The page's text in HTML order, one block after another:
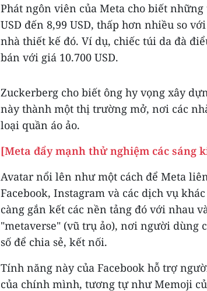
Phát ngôn viên của Meta cho biết
USD đến 8,99 USD, thấp hơn nhiều so
nhà thiết kế đó. Ví dụ, chiếc túi da đà
bán với giá 10.700 USD.
Zuckerberg cho biết ông hy vọng xây
này thành một thị trường mở, nơi các
loại quần áo ảo.
[Meta đẩy mạnh thử nghiệm các sáng
Avatar nổi lên như một cách để Meta
Facebook, Instagram và các dịch vụ
càng gắn kết các nền tảng đó với nhau
"metaverse" (vũ trụ ảo), nơi người dùng
số để chia sẻ, kết nối.
Tính năng này của Facebook hỗ trợ
của chính mình, tương tự như Memoji